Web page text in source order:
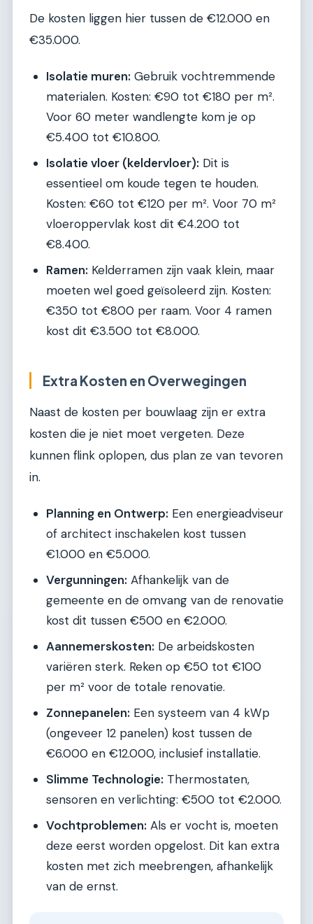
De kosten liggen hier tussen de €12.000 en
€35.000.
Isolatie muren: Gebruik vochtremmende
materialen. Kosten: €90 tot €180 per m².
Voor 60 meter wandlengte kom je op
€5.400 tot €10.800.
Isolatie vloer (keldervloer): Dit is
essentieel om koude tegen te houden.
Kosten: €60 tot €120 per m². Voor 70 m²
vloeroppervlak kost dit €4.200 tot
€8.400.
Ramen: Kelderramen zijn vaak klein, maar
moeten wel goed geïsoleerd zijn. Kosten:
€350 tot €800 per raam. Voor 4 ramen
kost dit €3.500 tot €8.000.
Extra Kosten en Overwegingen
Naast de kosten per bouwlaag zijn er extra
kosten die je niet moet vergeten. Deze
kunnen flink oplopen, dus plan ze van tevoren
in.
Planning en Ontwerp: Een energieadviseur
of architect inschakelen kost tussen
€1.000 en €5.000.
Vergunningen: Afhankelijk van de
gemeente en de omvang van de renovatie
kost dit tussen €500 en €2.000.
Aannemerskosten: De arbeidskosten
variëren sterk. Reken op €50 tot €100
per m² voor de totale renovatie.
Zonnepanelen: Een systeem van 4 kWp
(ongeveer 12 panelen) kost tussen de
€6.000 en €12.000, inclusief installatie.
Slimme Technologie: Thermostaten,
sensoren en verlichting: €500 tot €2.000.
Vochtproblemen: Als er vocht is, moeten
deze eerst worden opgelost. Dit kan extra
kosten met zich meebrengen, afhankelijk
van de ernst.